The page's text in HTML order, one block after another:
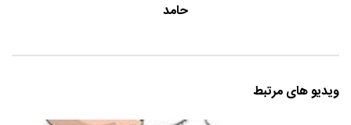
حامد
ویدیو های مرتبط